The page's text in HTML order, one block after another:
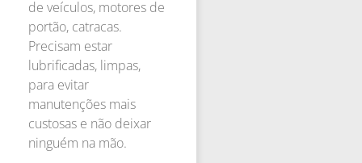
de veículos, motores de
portão, catracas.
Precisam estar
lubrificadas, limpas,
para evitar
manutenções mais
custosas e não deixar
ninguém na mão.